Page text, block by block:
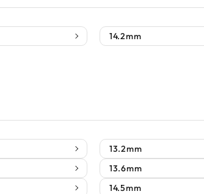
14.2mm
13.2mm
13.6mm
14.5mm